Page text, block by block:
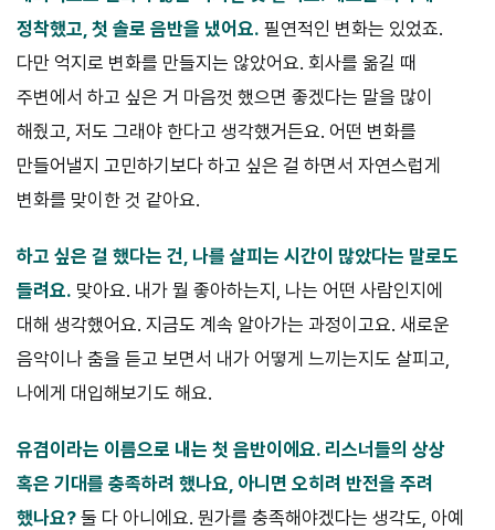
정착했고, 첫 솔로 음반을 냈어요. 필연적인 변화는 있었죠.
다만 억지로 변화를 만들지는 않았어요. 회사를 옮길 때
주변에서 하고 싶은 거 마음껏 했으면 좋겠다는 말을 많이
해줬고, 저도 그래야 한다고 생각했거든요. 어떤 변화를
만들어낼지 고민하기보다 하고 싶은 걸 하면서 자연스럽게
변화를 맞이한 것 같아요.
하고 싶은 걸 했다는 건, 나를 살피는 시간이 많았다는 말로도
들려요. 맞아요. 내가 뭘 좋아하는지, 나는 어떤 사람인지에
대해 생각했어요. 지금도 계속 알아가는 과정이고요. 새로운
음악이나 춤을 듣고 보면서 내가 어떻게 느끼는지도 살피고,
나에게 대입해보기도 해요.
유겸이라는 이름으로 내는 첫 음반이에요. 리스너들의 상상
혹은 기대를 충족하려 했나요, 아니면 오히려 반전을 주려
했나요? 둘 다 아니에요. 뭔가를 충족해야겠다는 생각도, 아예